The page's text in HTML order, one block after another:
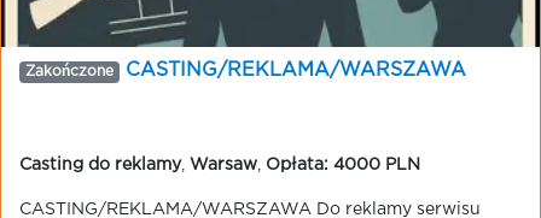
Zakończone CASTING/REKLAMA/WARSZAWA
Casting do reklamy, Warsaw Opłata: 4000 PLN
CASTING/REKLAMA/WARSZAWA Do reklamy serwisu